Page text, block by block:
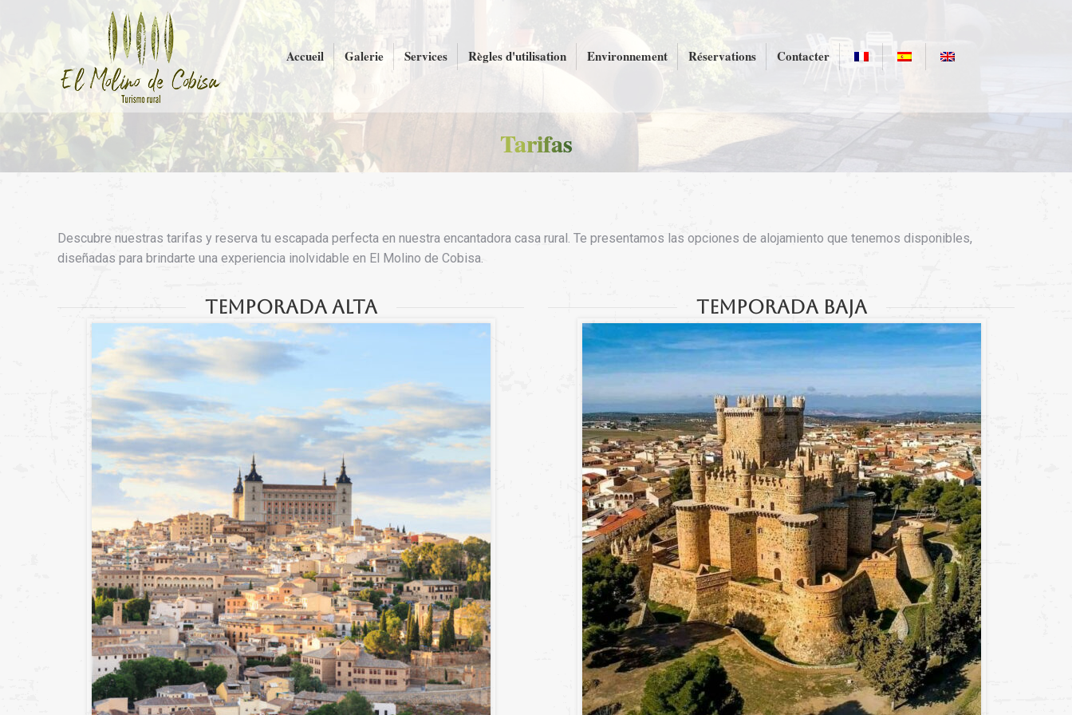
Accueil Galerie Services Règles d'utilisation Environnement Réservations Contacter
Tarifas
Descubre nuestras tarifas y reserva tu escapada perfecta en nuestra encantadora casa rural. Te presentamos las opciones de alojamiento que tenemos disponibles,
diseñadas para brindarte una experiencia inolvidable en El Molino de Cobisa.
Temporada alta Temporada baja